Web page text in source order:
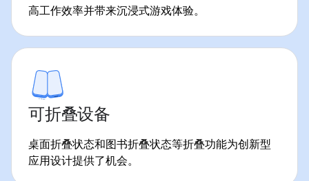
高工作效率并带来沉浸式游戏体验。
可折叠设备
桌面折叠状态和图书折叠状态等折叠功能为创新型
应用设计提供了机会。